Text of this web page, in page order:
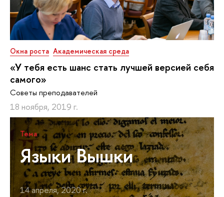
Окна роста Академическая среда
«У тебя есть шанс стать лучшей версией себя
самого»
Советы преподавателей
18 ноября, 2019 г.
Тема
Языки Вышки
14 апреля, 2020 г.